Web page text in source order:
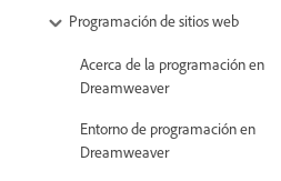
Programación de sitios web
Acerca de la programación en
Dreamweaver
Entorno de programación en
Dreamweaver